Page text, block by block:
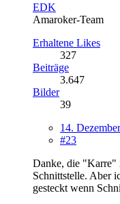
EDK
Amaroker-Team
Erhaltene Likes
327
Beiträge
3.647
Bilder
39
14.
#23
Danke, die "Karre"
Schnittstelle. Aber
gesteckt wenn